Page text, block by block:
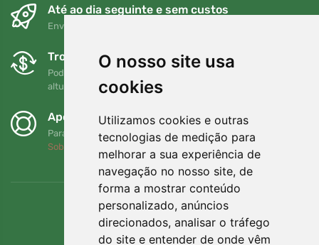
O nosso site usa
cookies
Utilizamos cookies e outras
tecnologias de medição para
melhorar a sua experiência de
navegação no nosso site, de
forma a mostrar conteúdo
personalizado, anúncios
direcionados, analisar o tráfego
do site e entender de onde vêm
Até ao dia seguinte e sem custos
Envio gratuito para encomendas superiores a 80 EUR
Trocas e devoluções gratuitas
Pode devolver ou trocar a sua encomenda em qualquer
altura no prazo de 90 dias
Apoiamos a Trees.org
Para cada encomenda plantamos uma árvore! Leia mais
Sobre nós